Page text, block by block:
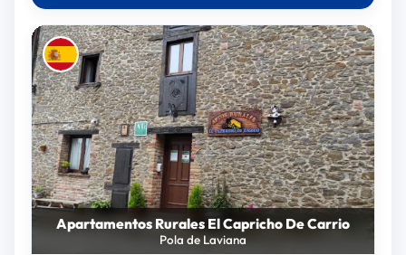
Apartamentos Rurales El Capricho De Carrio
Pola de Laviana